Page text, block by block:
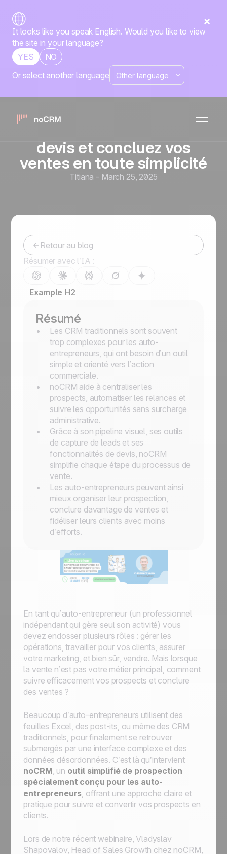
It looks like you speak English. Would you like to view
the site in your language?
YES
NO
Or select another language
Outils de vente et automatisation
Ventes simplifiées pour
auto-entrepreneurs : Gérez
devis et concluez vos
ventes en toute simplicité
Titiana - March 25, 2025
Retour au blog
Résumer avec l’IA :
Example H2
Résumé
Les CRM traditionnels sont souvent
trop complexes pour les auto-
entrepreneurs, qui ont besoin d’un outil
simple et orienté vers l’action
commerciale.
noCRM aide à centraliser les
prospects, automatiser les relances et
suivre les opportunités sans surcharge
administrative.
Grâce à son pipeline visuel, ses outils
de capture de leads et ses
fonctionnalités de devis, noCRM
simplifie chaque étape du processus de
vente.
Les auto-entrepreneurs peuvent ainsi
mieux organiser leur prospection,
conclure davantage de ventes et
fidéliser leurs clients avec moins
d’efforts.
En tant qu’auto-entrepreneur (un professionnel
indépendant qui gère seul son activité) vous
devez endosser plusieurs rôles : gérer les
opérations, travailler pour vos clients, assurer
votre marketing, et bien sûr, vendre. Mais lorsque
la vente n’est pas votre métier principal, comment
suivre efficacement vos prospects et conclure
des ventes ?
Beaucoup d’auto-entrepreneurs utilisent des
feuilles Excel, des post-its, ou même des CRM
traditionnels, pour finalement se retrouver
submergés par une interface complexe et des
données désordonnées. C’est là qu’intervient
noCRM, un outil simplifié de prospection
spécialement conçu pour les auto-
entrepreneurs, offrant une approche claire et
pratique pour suivre et convertir vos prospects en
clients.
Lors de notre récent webinaire, Vladyslav
Shapovalov, Head of Sales Growth chez noCRM,